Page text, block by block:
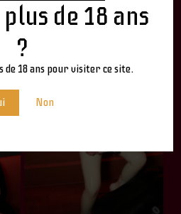
de 18 ans
?
de 18 ans pour visiter ce site.
Non